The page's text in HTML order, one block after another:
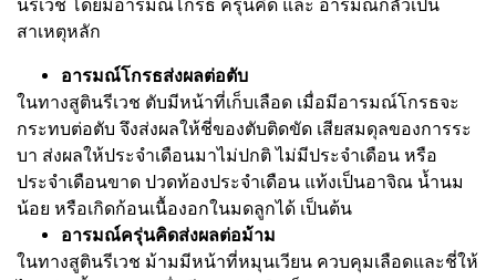
สาเหตุหลัก
อารมณ์โกรธส่งผลต่อตับ
ในทางสูตินรีเวช ตับมีหน้าที่เก็บเลือด เมื่อมีอารมณ์โกรธจะ
กระทบต่อตับ จึงส่งผลให้ชี่ของตับติดขัด เสียสมดุลของการระ
บา ส่งผลให้ประจำเดือนมาไม่ปกติ ไม่มีประจำเดือน หรือ
ประจำเดือนขาด ปวดท้องประจำเดือน แท้งเป็นอาจิณ น้ำนม
น้อย หรือเกิดก้อนเนื้องอกในมดลูกได้ เป็นต้น
อารมณ์ครุ่นคิดส่งผลต่อม้าม
ในทางสูตินรีเวช ม้ามมีหน้าที่หมุนเวียน ควบคุมเลือดและชี่ให้